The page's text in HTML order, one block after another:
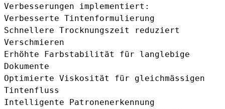
Verbesserungen implementiert:
Verbesserte Tintenformulierung
Schnellere Trocknungszeit reduziert
Verschmieren
Erhöhte Farbstabilität für langlebige
Dokumente
Optimierte Viskosität für gleichmässigen
Tintenfluss
Intelligente Patronenerkennung